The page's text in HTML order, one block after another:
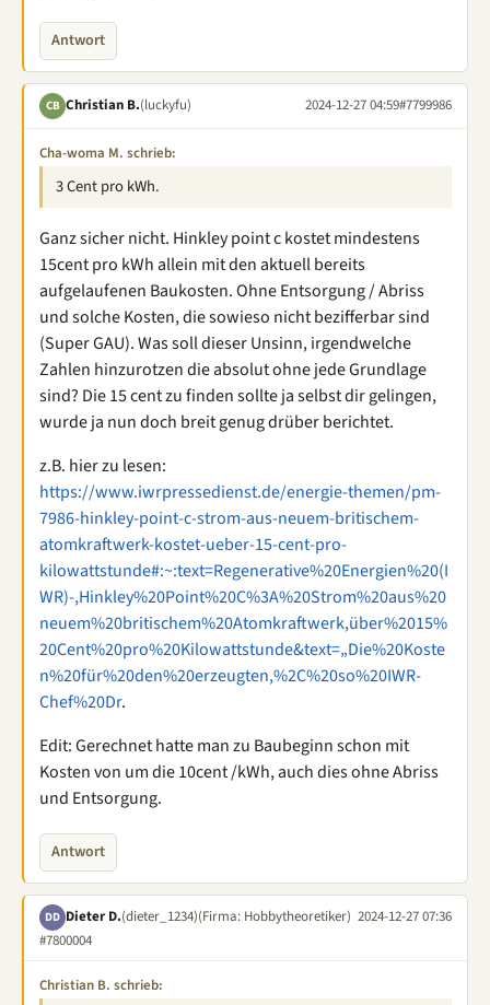
Antwort
CB Christian B.(luckyfu) 2024-12-27 04:59#7799986
Cha-woma M. schrieb:
3 Cent pro kWh.
Ganz sicher nicht. Hinkley point c kostet mindestens
15cent pro kWh allein mit den aktuell bereits
aufgelaufenen Baukosten. Ohne Entsorgung / Abriss
und solche Kosten, die sowieso nicht bezifferbar sind
(Super GAU). Was soll dieser Unsinn, irgendwelche
Zahlen hinzurotzen die absolut ohne jede Grundlage
sind? Die 15 cent zu finden sollte ja selbst dir gelingen,
wurde ja nun doch breit genug drüber berichtet.
z.B. hier zu lesen:
https://www.iwrpressedienst.de/energie-themen/pm-
7986-hinkley-point-c-strom-aus-neuem-britischem-
atomkraftwerk-kostet-ueber-15-cent-pro-
kilowattstunde#:~:text=Regenerative%20Energien%20(I
WR)-,Hinkley%20Point%20C%3A%20Strom%20aus%20
neuem%20britischem%20Atomkraftwerk,über%2015%
20Cent%20pro%20Kilowattstunde&text=„Die%20Koste
n%20für%20den%20erzeugten,%2C%20so%20IWR-
Chef%20Dr.
Edit: Gerechnet hatte man zu Baubeginn schon mit
Kosten von um die 10cent /kWh, auch dies ohne Abriss
und Entsorgung.
Antwort
DD Dieter D.(dieter_1234)(Firma: Hobbytheoretiker) 2024-12-27 07:36
#7800004
Christian B. schrieb: